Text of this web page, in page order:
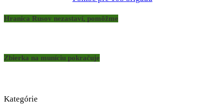
Hranica Rusov nezastaví, pomôžme
Zbierka na muníciu pokračuje
Kategórie